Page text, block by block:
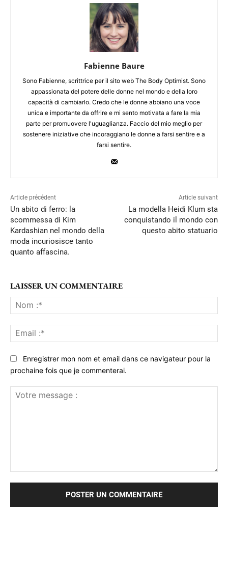
Fabienne Baure
Sono Fabienne, scrittrice per il sito web The Body Optimist. Sono
appassionata del potere delle donne nel mondo e della loro
capacità di cambiarlo. Credo che le donne abbiano una voce
unica e importante da offrire e mi sento motivata a fare la mia
parte per promuovere l'uguaglianza. Faccio del mio meglio per
sostenere iniziative che incoraggiano le donne a farsi sentire e a
farsi sentire.
Article précédent
Un abito di ferro: la
scommessa di Kim
Kardashian nel mondo della
moda incuriosisce tanto
quanto affascina.
Article suivant
La modella Heidi Klum sta
conquistando il mondo con
questo abito statuario
LAISSER UN COMMENTAIRE
:*
:*
Enregistrer mon nom et email dans ce navigateur pour la
prochaine fois que je commenterai.